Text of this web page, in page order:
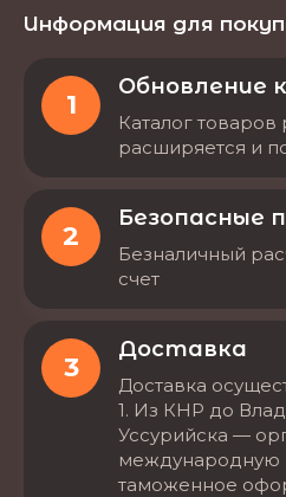
Информация для
1
Обновление
Каталог товаров
расширяется и
2
Безопасные
Безналичный
счет
3
Доставка
Доставка
1. Из КНР до
Уссурийска —
международную
таможенное